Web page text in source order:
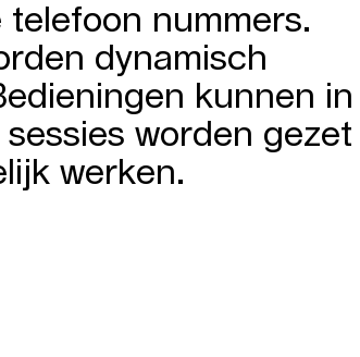
nummers.
dynamisch
kunnen in
worden gezet
werken.